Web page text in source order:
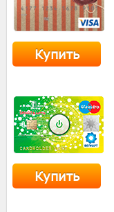
Купить
Купить